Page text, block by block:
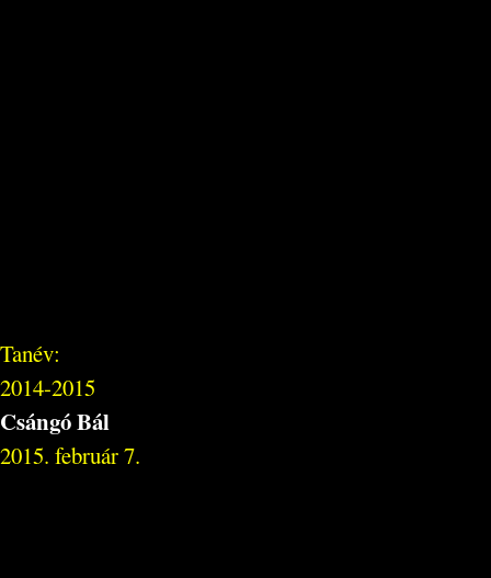
Tanév:
2014-2015
Csángó Bál
2015. február 7.